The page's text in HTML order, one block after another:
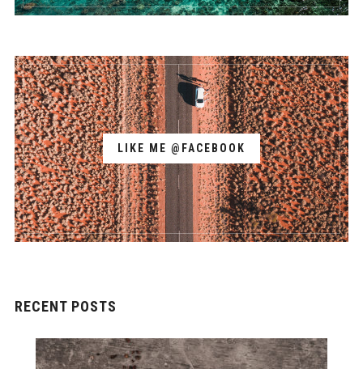
LIKE ME @FACEBOOK
RECENT POSTS